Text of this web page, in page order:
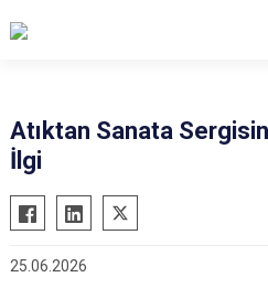
Alpu
Beylikova
Günyüzü
Atıktan Sanata
İlgi
25.06.2026